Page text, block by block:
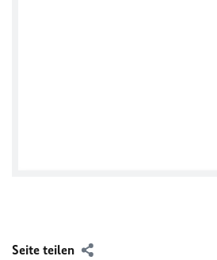
Seite teilen